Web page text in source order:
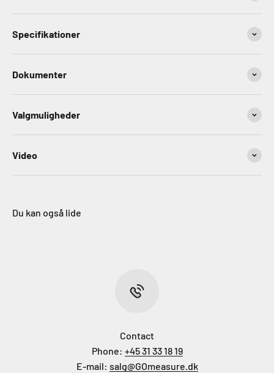
Specifikationer
Dokumenter
Valgmuligheder
Video
Du kan også lide
Contact
Phone: +45 31 33 18 19
E-mail: salg@GOmeasure.dk